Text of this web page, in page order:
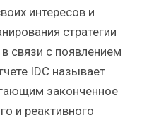
интересов и
стратегии
связи с появлением
IDC называет
законченное
и реактивного